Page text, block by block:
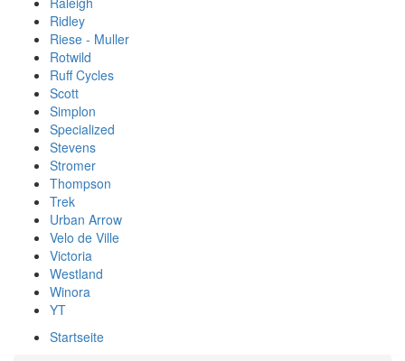
Ridley
Riese - Muller
Rotwild
Ruff Cycles
Scott
Simplon
Specialized
Stevens
Stromer
Thompson
Trek
Urban Arrow
Velo de Ville
Victoria
Westland
Winora
YT
Startseite